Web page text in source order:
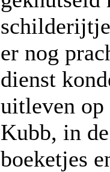
er nog
dienst
uitleven op
Kubb, in
boeketjes